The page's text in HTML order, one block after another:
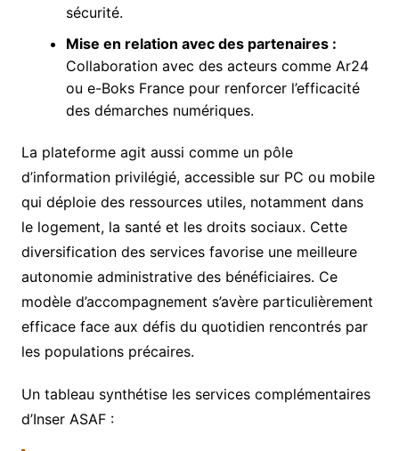
sécurité.
Mise en relation avec des partenaires :
Collaboration avec des acteurs comme Ar24
ou e-Boks France pour renforcer l’efficacité
des démarches numériques.
La plateforme agit aussi comme un pôle
d’information privilégié, accessible sur PC ou mobile
qui déploie des ressources utiles, notamment dans
le logement, la santé et les droits sociaux. Cette
diversification des services favorise une meilleure
autonomie administrative des bénéficiaires. Ce
modèle d’accompagnement s’avère particulièrement
efficace face aux défis du quotidien rencontrés par
les populations précaires.
Un tableau synthétise les services complémentaires
d’Inser ASAF :